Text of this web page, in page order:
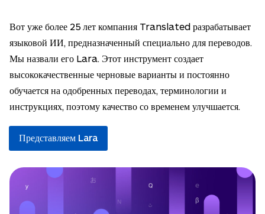
Вот уже более 25 лет компания Translated разрабатывает
языковой ИИ, предназначенный специально для переводов.
Мы назвали его Lara. Этот инструмент создает
высококачественные черновые варианты и постоянно
обучается на одобренных переводах, терминологии и
инструкциях, поэтому качество со временем улучшается.
Представляем Lara